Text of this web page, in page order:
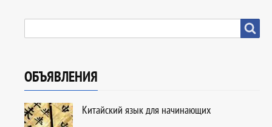
ОБЪЯВЛЕНИЯ
Китайский язык для начинающих